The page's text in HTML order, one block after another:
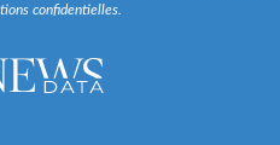
confidentielles.